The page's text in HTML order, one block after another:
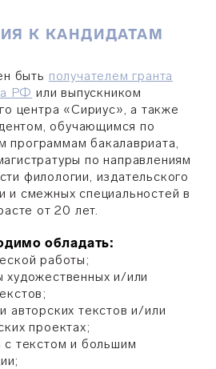
К КАНДИДАТАМ
быть получателем гранта
РФ или выпускником
центра «Сириус», а также
обучающимся по
программам бакалавриата,
по направлениям
филологии, издательского
и смежных специальностей в
от 20 лет.
обладать:
работы;
и/или
авторских текстов и/или
проектах;
текстом и большим